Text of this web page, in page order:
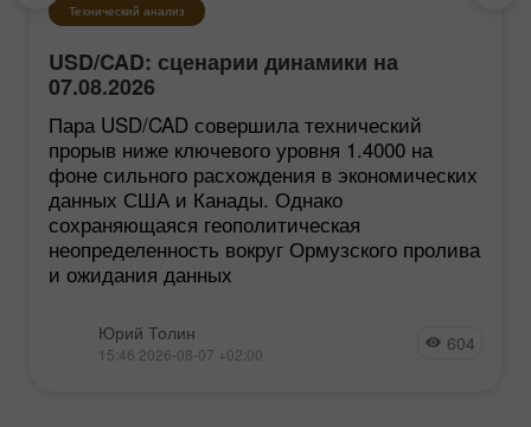
Технический анализ
USD/CAD: сценарии динамики на
07.08.2026
Пара USD/CAD совершила технический
прорыв ниже ключевого уровня 1.4000 на
фоне сильного расхождения в экономических
данных США и Канады. Однако
сохраняющаяся геополитическая
неопределенность вокруг Ормузского пролива
и ожидания данных
Юрий Толин
15:46 2026-08-07 +02:00 604